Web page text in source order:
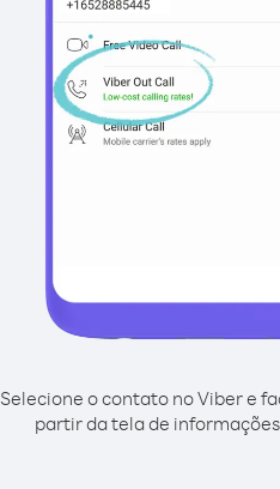
Selecione o contato no Viber e
partir da tela de